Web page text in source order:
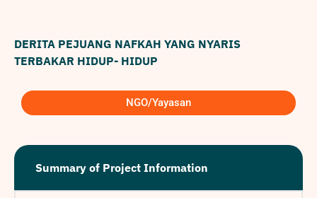
DERITA PEJUANG NAFKAH YANG NYARIS
TERBAKAR HIDUP- HIDUP
NGO/Yayasan
Summary of Project Information